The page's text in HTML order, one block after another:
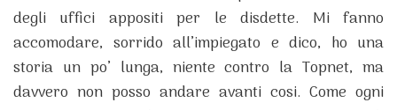
degli uffici appositi per le disdette. Mi fanno
accomodare, sorrido all’impiegato e dico, ho una
storia un po’ lunga, niente contro la Topnet, ma
davvero non posso andare avanti cosi. Come ogni